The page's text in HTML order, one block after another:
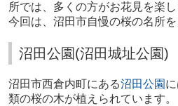
所では、多くの方がお花見を楽し
今回は、沼田市自慢の桜の名所を
沼田公園(沼田城址公園)
沼田市西倉内町にある沼田公園
類の桜の木が植えられています。